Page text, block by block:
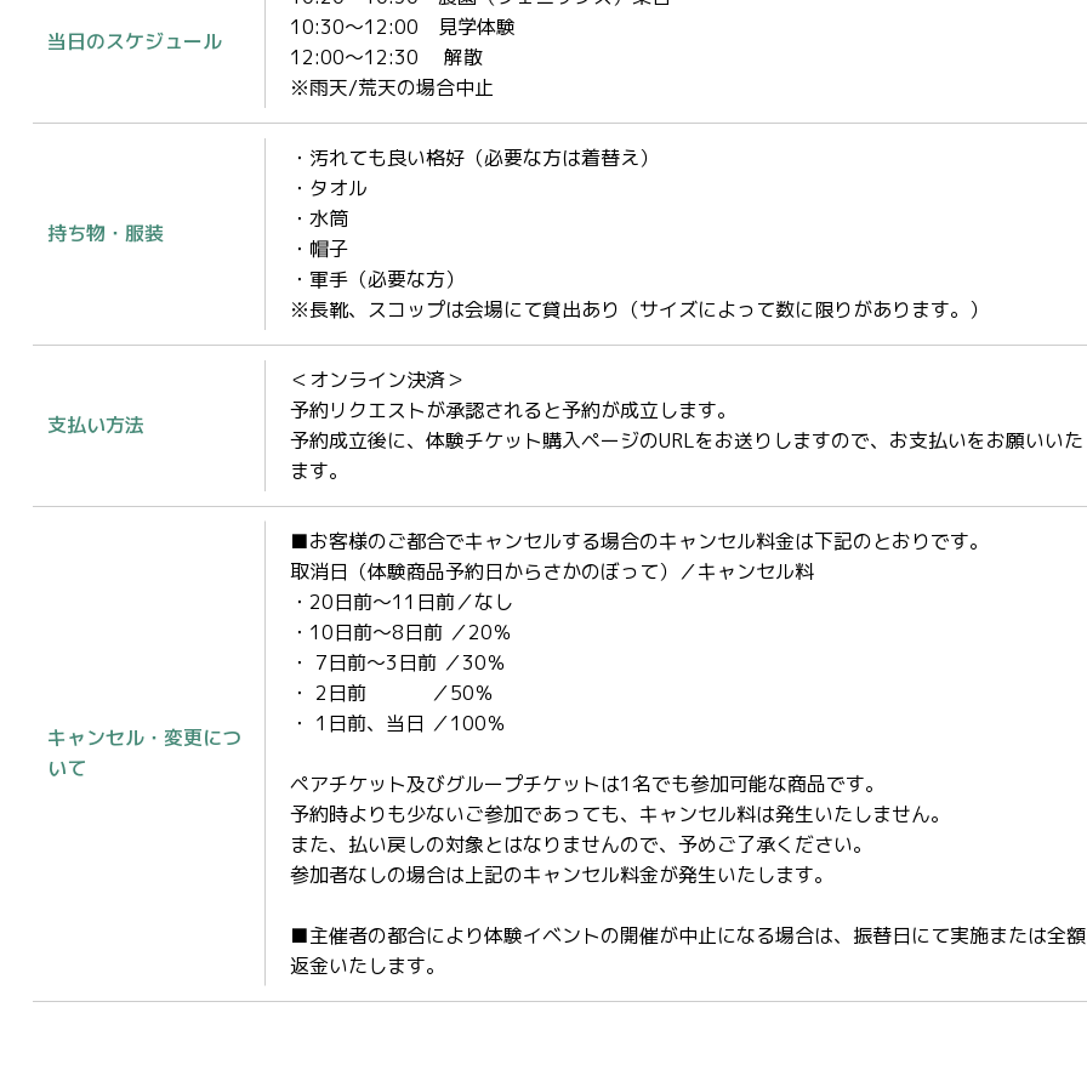
当日のスケジュール
10:30～12:00 見学体験
12:00～12:30 解散
※雨天/荒天の場合中止
持ち物・服装
・汚れても良い格好（必要な方は着替え）
・タオル
・水筒
・帽子
・軍手（必要な方）
※長靴、スコップは会場にて貸出あり（サイズによって数に限りがあります。）
支払い方法
＜オンライン決済＞
予約リクエストが承認されると予約が成立します。
予約成立後に、体験チケット購入ページのURLをお送りしますので、お支払いをお願いい
ます。
キャンセル・変更につ
いて
■お客様のご都合でキャンセルする場合のキャンセル料金は下記のとおりです。
取消日（体験商品予約日からさかのぼって）／キャンセル料
・20日前～11日前／なし
・10日前～8日前 ／20％
・ 7日前～3日前 ／30％
・ 2日前 ／50％
・ 1日前、当日 ／100％
ペアチケット及びグループチケットは1名でも参加可能な商品です。
予約時よりも少ないご参加であっても、キャンセル料は発生いたしません。
また、払い戻しの対象とはなりませんので、予めご了承ください。
参加者なしの場合は上記のキャンセル料金が発生いたします。
■主催者の都合により体験イベントの開催が中止になる場合は、振替日にて実施または全額
返金いたします。